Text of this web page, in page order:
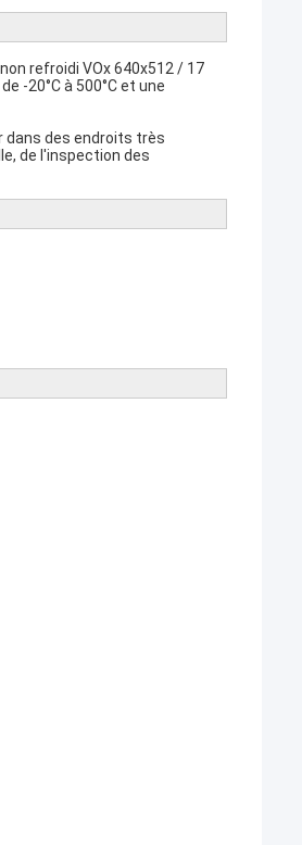
refroidi VOx 640x512 / 17
-20°C à 500°C et une
dans des endroits très
de l'inspection des